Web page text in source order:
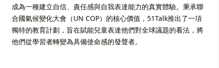
成為一種建立自信、責任感與自我表達能力的真實體驗。秉承聯
合國氣候變化大會（UN COP）的核心價值，51Talk推出了一項
獨特的教育計劃，旨在賦能兒童表達他們對全球議題的看法，將
他們從學習者轉變為具備使命感的發聲者。